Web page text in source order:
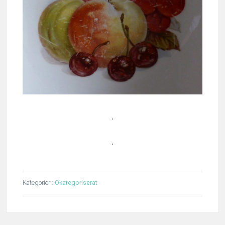
.
.
Kategorier : Okategoriserat